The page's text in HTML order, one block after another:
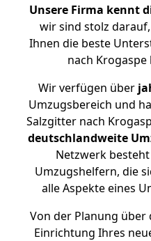
Unsere Firma kennt
wir sind stolz
Ihnen die beste
nach
Wir verfügen über
Umzugsbereich und
Salzgitter nach
deutschlandweite
Netzwerk
Umzugshelfern, die
alle Aspekte eines
Von der Planung
Einrichtung Ihres